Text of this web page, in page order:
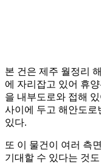
본 건은 제주 월정리
에 자리잡고 있어 휴
을 내부도로와 접해
사이에 두고 해안도로
있다.
또 이 물건이 여러 측
기대할 수 있다는 것